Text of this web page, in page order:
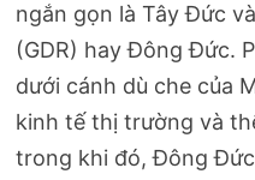
ngắn gọn là Tây Đức
(GDR) hay Đông Đức.
dưới cánh dù che của
kinh tế thị trường và
trong khi đó, Đông